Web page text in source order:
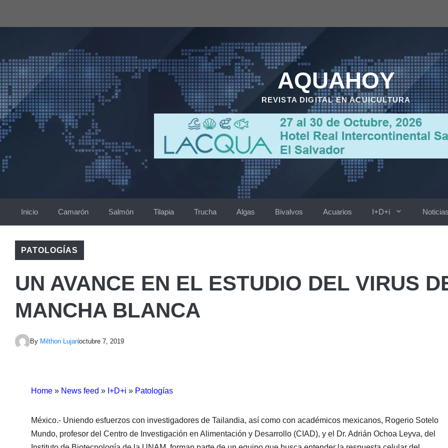
AQUAHOY
REVISTA DIGITAL EN ACUICULTURA
Inicio Camarón Salmón Tilapia Trucha Algas Bivalvos Acuarios I+D+i
PATOLOGÍAS
UN AVANCE EN EL ESTUDIO DEL VIRUS
MANCHA BLANCA
By Milthon Lujanoctubre 7, 2019
Home » News feed » I+D+i » Patologías
México.- Uniendo esfuerzos con investigadores de Tailandia, así como con académicos mexicanos, Rogerio Sotelo
Mundo, profesor del Centro de Investigación en Alimentación y Desarrollo (CIAD), y el Dr. Adrián Ochoa Leyva, del